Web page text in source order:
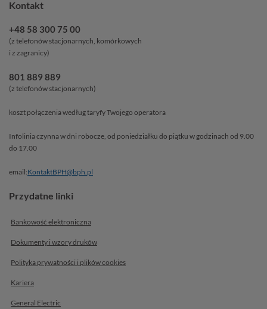
Kontakt
+48 58 300 75 00
(z telefonów stacjonarnych, komórkowych
i z zagranicy)
801 889 889
(z telefonów stacjonarnych)
koszt połączenia według taryfy Twojego operatora
Infolinia czynna w dni robocze, od poniedziałku do piątku w godzinach od 9.00
do 17.00
email:KontaktBPH@bph.pl
Przydatne linki
Bankowość elektroniczna
Dokumenty i wzory druków
Polityka prywatności i plikówcookies
Kariera
General Electric